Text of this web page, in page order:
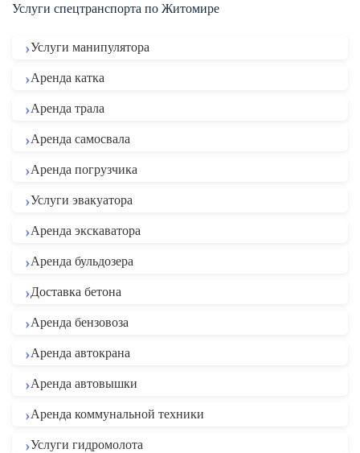
Услуги спецтранспорта по Житомире
Услуги манипулятора
Аренда катка
Аренда трала
Аренда самосвала
Аренда погрузчика
Услуги эвакуатора
Аренда экскаватора
Аренда бульдозера
Доставка бетона
Аренда бензовоза
Аренда автокрана
Аренда автовышки
Аренда коммунальной техники
Услуги гидромолота